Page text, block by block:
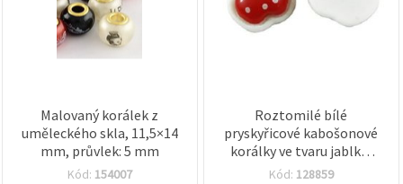
Malovaný korálek z
uměleckého skla, 11,5×14
mm, průvlek: 5 mm
Kód: 154007
Roztomilé bílé
pryskyřicové kabošonové
korálky ve tvaru jablka,
14x13x5 mm - sada 10 ks
Kód: 128859